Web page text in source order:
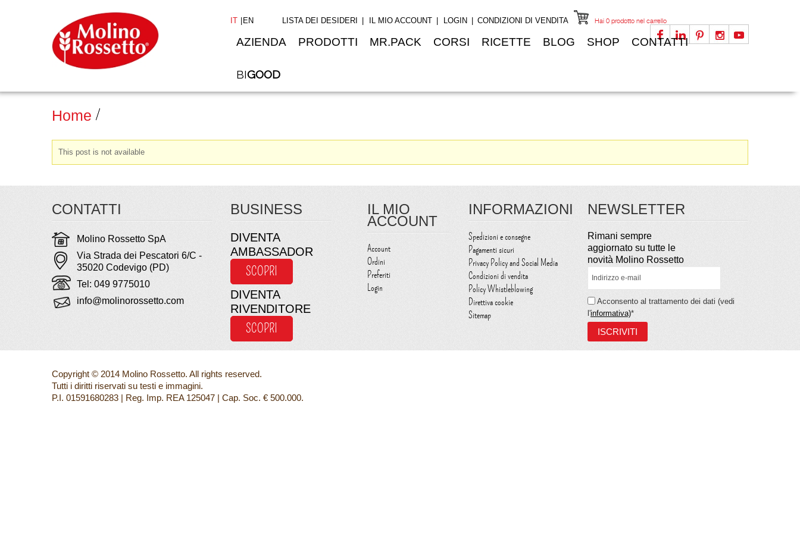
IT EN LISTA DEI DESIDERI IL MIO ACCOUNT LOGIN CONDIZIONI DI VENDITA Hai 0 prodotto nel carrello
AZIENDA PRODOTTI MR.PACK CORSI RICETTE BLOG SHOP CONTATTI
BIGOOD
Home
This post is not available
CONTATTI
Molino Rossetto SpA
Via Strada dei Pescatori 6/C -
35020 Codevigo (PD)
Tel: 049 9775010
info@molinorossetto.com
BUSINESS
DIVENTA
AMBASSADOR
SCOPRI
DIVENTA
RIVENDITORE
SCOPRI
IL MIO
ACCOUNT
Account
Ordini
Preferiti
Login
INFORMAZIONI
Spedizioni e consegne
Pagamenti sicuri
Privacy Policy and Social Media
Condizioni di vendita
Policy Whistleblowing
Direttiva cookie
Sitemap
NEWSLETTER
Rimani sempre
aggiornato su tutte le
novità Molino Rossetto
Acconsento al trattamento dei dati (vedi
l'informativa)*
Copyright © 2014 Molino Rossetto. All rights reserved.
Tutti i diritti riservati su testi e immagini.
P.I. 01591680283 | Reg. Imp. REA 125047 | Cap. Soc. € 500.000.